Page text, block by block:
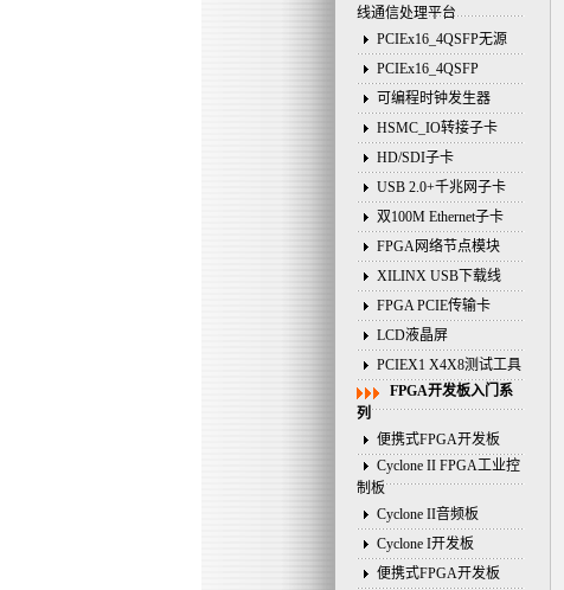
线通信处理平台
PCIEx16_4QSFP无源
PCIEx16_4QSFP
可编程时钟发生器
HSMC_IO转接子卡
HD/SDI子卡
USB 2.0+千兆网子卡
双100M Ethernet子卡
FPGA网络节点模块
XILINX USB下载线
FPGA PCIE传输卡
LCD液晶屏
PCIEX1 X4X8测试工具
FPGA开发板入门系
列
便携式FPGA开发板
Cyclone II FPGA工业控
制板
Cyclone II音频板
Cyclone I开发板
便携式FPGA开发板